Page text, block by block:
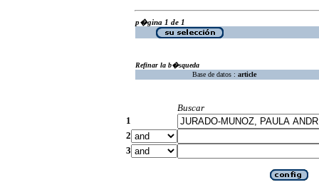
p�gina 1 de 1
Refinar la b�squeda
Base de datos : article
Buscar
1
2
3